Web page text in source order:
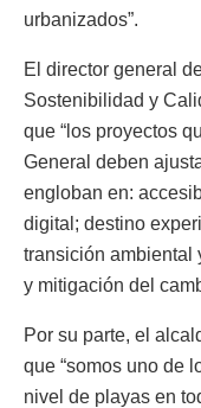
urbanizados”.
El director general
Sostenibilidad y
que “los proyectos
General deben
engloban en:
digital; destino
transición ambiental
y mitigación del
Por su parte, el
que “somos uno de
nivel de playas en